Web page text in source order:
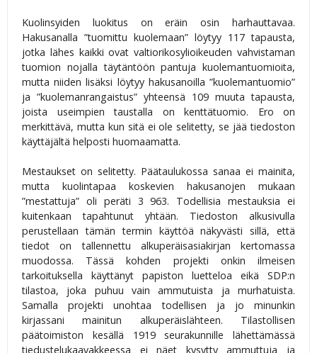
Kuolinsyiden luokitus on eräin osin harhauttavaa.
Hakusanalla ”tuomittu kuolemaan” löytyy 117 tapausta,
jotka lähes kaikki ovat valtiorikosylioikeuden vahvistaman
tuomion nojalla täytäntöön pantuja kuolemantuomioita,
mutta niiden lisäksi löytyy hakusanoilla ”kuolemantuomio”
ja ”kuolemanrangaistus” yhteensä 109 muuta tapausta,
joista useimpien taustalla on kenttätuomio. Ero on
merkittävä, mutta kun sitä ei ole selitetty, se jää tiedoston
käyttäjältä helposti huomaamatta.
Mestaukset on selitetty. Päätaulukossa sanaa ei mainita,
mutta kuolintapaa koskevien hakusanojen mukaan
”mestattuja” oli peräti 3 963. Todellisia mestauksia ei
kuitenkaan tapahtunut yhtään. Tiedoston alkusivulla
perustellaan tämän termin käyttöä näkyvästi sillä, että
tiedot on tallennettu alkuperäisasiakirjan kertomassa
muodossa. Tässä kohden projekti onkin ilmeisen
tarkoituksella käyttänyt papiston luetteloa eikä SDP:n
tilastoa, joka puhuu vain ammutuista ja murhatuista.
Samalla projekti unohtaa todellisen ja jo minunkin
kirjassani mainitun alkuperäislähteen. Tilastollisen
päätoimiston kesällä 1919 seurakunnille lähettämässä
tiedustelukaavakkeessa ei näet kysytty ammuttuja ja